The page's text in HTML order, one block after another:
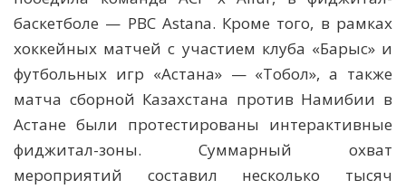
баскетболе — PBC Astana. Кроме того, в рамках
хоккейных матчей с участием клуба «Барыс» и
футбольных игр «Астана» — «Тобол», а также
матча сборной Казахстана против Намибии в
Астане были протестированы интерактивные
фиджитал-зоны. Суммарный охват
мероприятий составил несколько тысяч